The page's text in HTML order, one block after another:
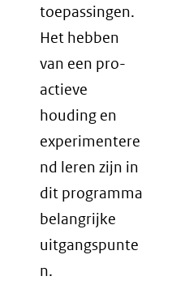
toepassingen.
Het hebben
van een pro-
actieve
houding en
experimentere
nd leren zijn in
dit programma
belangrijke
uitgangspunte
n.